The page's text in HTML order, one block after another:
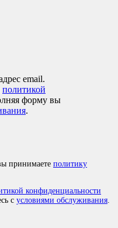
email.
политикой
форму вы
.
принимаете политику
конфиденциальности
с условиями обслуживания